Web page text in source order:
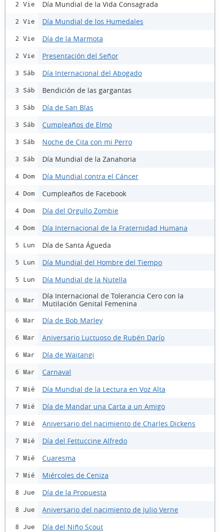
2 Vie Día Mundial de la Vida Consagrada
2 Vie Día Mundial de los Humedales
2 Vie Día de la Marmota
2 Vie Presentación del Señor
3 Sáb Día Internacional del Abogado
3 Sáb Bendición de las gargantas
3 Sáb Día de San Blas
3 Sáb Cumpleaños de Elmo
3 Sáb Noche de Cita con mi Perro
3 Sáb Día Mundial de la Zanahoria
4 Dom Día Mundial contra el Cáncer
4 Dom Cumpleaños de Facebook
4 Dom Día del Orgullo Zombie
4 Dom Día Internacional de la Fraternidad Humana
5 Lun Día de Santa Águeda
5 Lun Día Mundial del Hombre del Tiempo
5 Lun Día Mundial de la Nutella
6 Mar
Día Internacional de Tolerancia Cero con la
Mutilación Genital Femenina
6 Mar Día de Bob Marley
6 Mar Aniversario Luctuoso de Rubén Darío
6 Mar Día de Waitangi
6 Mar Carnaval
7 Mié Día Mundial de la Lectura en Voz Alta
7 Mié Día de Mandar una Carta a un Amigo
7 Mié Aniversario del nacimiento de Charles Dickens
7 Mié Día del Fettuccine Alfredo
7 Mié Cuaresma
7 Mié Miércoles de Ceniza
8 Jue Día de la Propuesta
8 Jue Aniversario del nacimiento de Julio Verne
8 Jue Día del Niño Scout